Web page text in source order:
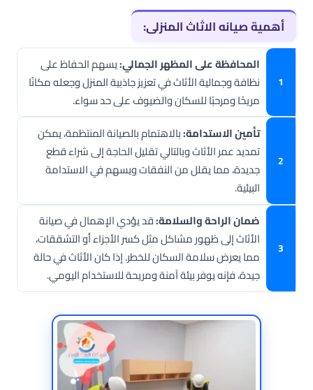
أهمية صيانه الاثاث المنزلى:
المحافظة على المظهر الجمالي:يسهم الحفاظ على
نظافة وجمالية الأثاث في تعزيز جاذبية المنزل وجعله مكانًا
مريحًا ومرحبًا للسكان والضيوف على حد سواء.
تأمين الاستدامة:بالاهتمام بالصيانة المنتظمة، يمكن
تمديد عمر الأثاث وبالتالي تقليل الحاجة إلى شراء قطع
جديدة، مما يقلل من النفقات ويسهم في الاستدامة
البيئية.
ضمان الراحة والسلامة:قد يؤدي الإهمال في صيانة
الأثاث إلى ظهور مشاكل مثل كسر الأجزاء أو التشققات،
مما يعرض سلامة السكان للخطر. إذا كان الأثاث في حالة
جيدة، فإنه يوفر بيئة آمنة ومريحة للاستخدام اليومي.